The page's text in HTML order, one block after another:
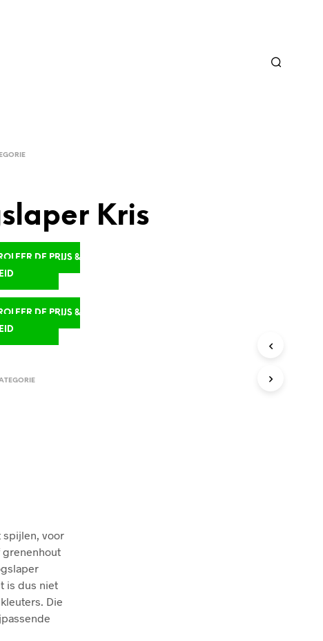
Kris
DE PRIJS &
DE PRIJS &
spijlen, voor
grenenhout
is dus niet
Die